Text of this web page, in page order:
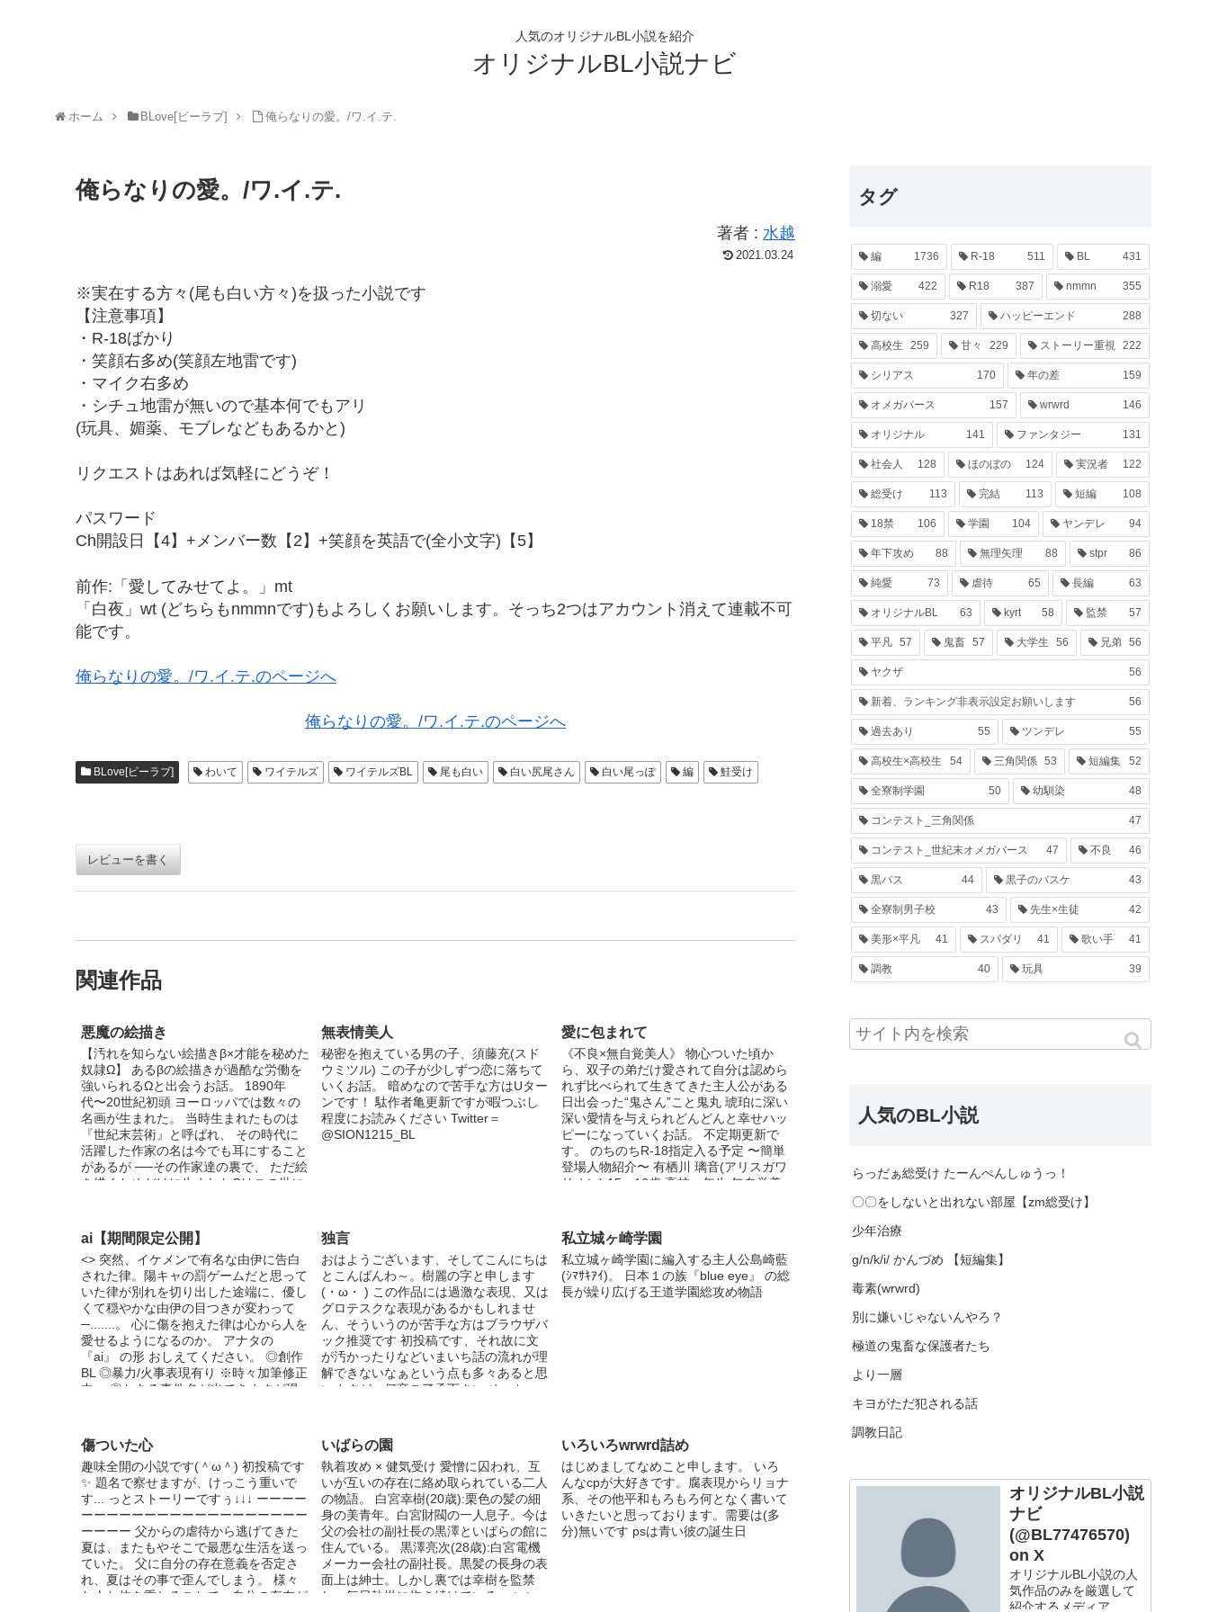
人気のオリジナルBL小説を紹介
オリジナルBL小説ナビ
ホーム BLove[ビーラブ] 俺らなりの愛。/ワ.イ.テ.
俺らなりの愛。/ワ.イ.テ.
著者 : 水越
2021.03.24
※実在する方々(尾も白い方々)を扱った小説です
【注意事項】
・R-18ばかり
・笑顔右多め(笑顔左地雷です)
・マイク右多め
・シチュ地雷が無いので基本何でもアリ
(玩具、媚薬、モブレなどもあるかと)
リクエストはあれば気軽にどうぞ！
パスワード
Ch開設日【4】+メンバー数【2】+笑顔を英語で(全小文字)【5】
前作:「愛してみせてよ。」mt
「白夜」wt (どちらもnmmnです)もよろしくお願いします。そっち2つはアカウント消えて連載不可
能です。
俺らなりの愛。/ワ.イ.テ.のページへ
俺らなりの愛。/ワ.イ.テ.のページへ
BLove[ビーラブ] わいて ワイテルズ ワイテルズBL 尾も白い 白い尻尾さん 白い尾っぽ 編 鮭受け
レビューを書く
関連作品
悪魔の絵描き
【汚れを知らない絵描きβ×才能を秘めた
奴隷Ω】 あるβの絵描きが過酷な労働を
強いられるΩと出会うお話。 1890年
代〜20世紀初頭 ヨーロッパでは数々の
名画が生まれた。 当時生まれたものは
『世紀末芸術』と呼ばれ、 その時代に
活躍した作家の名は今でも耳にすること
があるが ──その作家達の裏で、 ただ絵
を描くためだけに生まれたΩはこの世に
好みが分かれる死ネタになるのでハピエ
ン厨の方々にはお勧めしておりません。
※廃退的思想*世紀末(芸術)オメガバース
※全年齢対象 ※差別表現あり ※グロ注
意 第3回コンテスト作品です 表紙は羽生
橋はせお様からいただきました！
無表情美人
秘密を抱えている男の子、須藤充(スド
ウミツル) この子が少しずつ恋に落ちて
いくお話。 暗めなので苦手な方はUター
ンです！ 駄作者亀更新ですが暇つぶし
程度にお読みください Twitter＝
@SION1215_BL
愛に包まれて
《不良×無自覚美人》 物心ついた頃か
ら、双子の弟だけ愛されて自分は認めら
れず比べられて生きてきた主人公がある
日出会った“鬼さん”こと鬼丸 琥珀に深い
深い愛情を与えられどんどんと幸せハッ
ピーになっていくお話。 不定期更新で
す。 のちのちR-18指定入る予定 〜簡単
登場人物紹介〜 有栖川 璃音(アリスガワ
リオン) 15→16歳 高校一年生 無自覚美
ハク) 17→18歳 高校三年生 超イケメン
186cm 学校一の不良 赤髪 運動勉強家事
全て優秀なチート 有栖川 紫音(アリスガ
ワ シオン) 15→16歳 高校一年生 綺麗系
イケメン 170cm 絶賛成長期 璃音の双子
200超えありがとうございます泣 合計ア
クセス数 10万突破しました、ありがと
うございます！！
ai【期間限定公開】
<> 突然、イケメンで有名な由伊に告白
された律。陽キャの罰ゲームだと思って
いた律が別れを切り出した途端に、優し
くて穏やかな由伊の目つきが変わって
─.......。 心に傷を抱えた律は心から人を
愛せるようになるのか。 アナタの
『ai』 の形 おしえてください。 ◎創作
BL ◎暴力/火事表現有り ※時々加筆修正
中。 ◎とある事件名が出てきますが現
ん。予めご了承ください。 ※→R18ペー
ジ(閲覧は全て自己責任でお願いします)
Twitterやってます▶︎@miyaaano_ (絵や
漫画あげてます) 2020.5.25 【第一部】
完結しました。 2020.8.10 【第二部】完
結しました。 2020.7.29～ アクセスラン
ク 1位 ありがとうございます
独言
おはようございます、そしてこんにちは
とこんばんわ～。樹麗の字と申します
(・ω・ ) この作品には過激な表現、又は
グロテスクな表現があるかもしれませ
ん、そういうのが苦手な方はブラウザバ
ック推奨です 初投稿です、それ故に文
が汚かったりなどいまいち話の流れが理
解できないなぁという点も多々あると思
いますが、何卒ご了承下さい めっちゃ
物 「マインクラフターの日常」様 クロ
ノアさん右固定です
私立城ヶ崎学園
私立城ヶ崎学園に編入する主人公島崎藍
(ｼﾏｻｷｱｲ)。 日本１の族『blue eye』 の総
長が繰り広げる王道学園総攻め物語
傷ついた心
趣味全開の小説です(＾ω＾) 初投稿です
✨ 題名で察せますが、けっこう重いで
す... っとストーリーですぅ↓↓↓ ーーーー
ーーーーーーーーーーーーーーーーーー
ーーーー 父からの虐待から逃げてきた
夏は、またもやそこで最悪な生活を送っ
ていた。 父に自分の存在意義を否定さ
れ、夏はその事で歪んでしまう。 様々
な人と体を重ねることで、自分の存在が
いばらの園
執着攻め × 健気受け 愛憎に囚われ、互
いが互いの存在に絡め取られている二人
の物語。 白宮幸樹(20歳):栗色の髪の細
身の美青年。白宮財閥の一人息子。今は
父の会社の副社長の黒澤といばらの館に
住んでいる。 黒澤亮次(28歳):白宮電機
メーカー会社の副社長。黒髪の長身の表
面上は紳士。しかし裏では幸樹を監禁
し、毎日執拗に抱き続けている。 いい
いろいろwrwrd詰め
はじめましてなめこと申します。 いろ
んなcpが大好きです。腐表現からリョナ
系、その他平和もろもろ何となく書いて
いきたいと思っております。需要は(多
分)無いです psは青い彼の誕生日
タグ
編 1736 R-18 511 BL 431
溺愛 422 R18 387 nmmn 355
切ない 327 ハッピーエンド 288
高校生 259 甘々 229 ストーリー重視 222
シリアス 170 年の差 159
オメガバース 157 wrwrd 146
オリジナル 141 ファンタジー 131
社会人 128 ほのぼの 124 実況者 122
総受け 113 完結 113 短編 108
18禁 106 学園 104 ヤンデレ 94
年下攻め 88 無理矢理 88 stpr 86
純愛 73 虐待 65 長編 63
オリジナルBL 63 kyrt 58 監禁 57
平凡 57 鬼畜 57 大学生 56 兄弟 56
ヤクザ 56
新着、ランキング非表示設定お願いします 56
過去あり 55 ツンデレ 55
高校生×高校生 54 三角関係 53 短編集 52
全寮制学園 50 幼馴染 48
コンテスト_三角関係 47
コンテスト_世紀末オメガバース 47 不良 46
黒バス 44 黒子のバスケ 43
全寮制男子校 43 先生×生徒 42
美形×平凡 41 スパダリ 41 歌い手 41
調教 40 玩具 39
人気のBL小説
らっだぁ総受け たーんぺんしゅうっ！
〇〇をしないと出れない部屋【zm総受け】
少年治療
g/n/k/i/ かんづめ 【短編集】
毒素(wrwrd)
別に嫌いじゃないんやろ？
極道の鬼畜な保護者たち
より一層
キヨがただ犯される話
調教日記
オリジナルBL小説
ナビ
(@BL77476570)
on X
オリジナルBL小説の人
気作品のみを厳選して
紹介するメディア